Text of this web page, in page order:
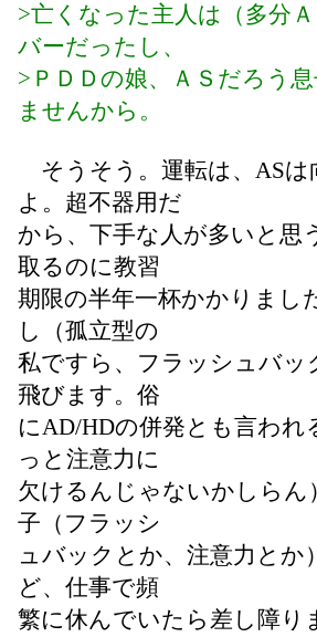
>亡くなった主人は（多分
バーだったし、
>ＰＤＤの娘、ＡＳだろう
ませんから。
そうそう。運転は、AS
よ。超不器用だ
から、下手な人が多いと思
取るのに教習
期限の半年一杯かかりまし
し（孤立型の
私ですら、フラッシュバッ
飛びます。俗
にAD/HDの併発とも言わ
っと注意力に
欠けるんじゃないかしら
子（フラッシ
ュバックとか、注意力と
ど、仕事で頻
繁に休んでいたら差し障り